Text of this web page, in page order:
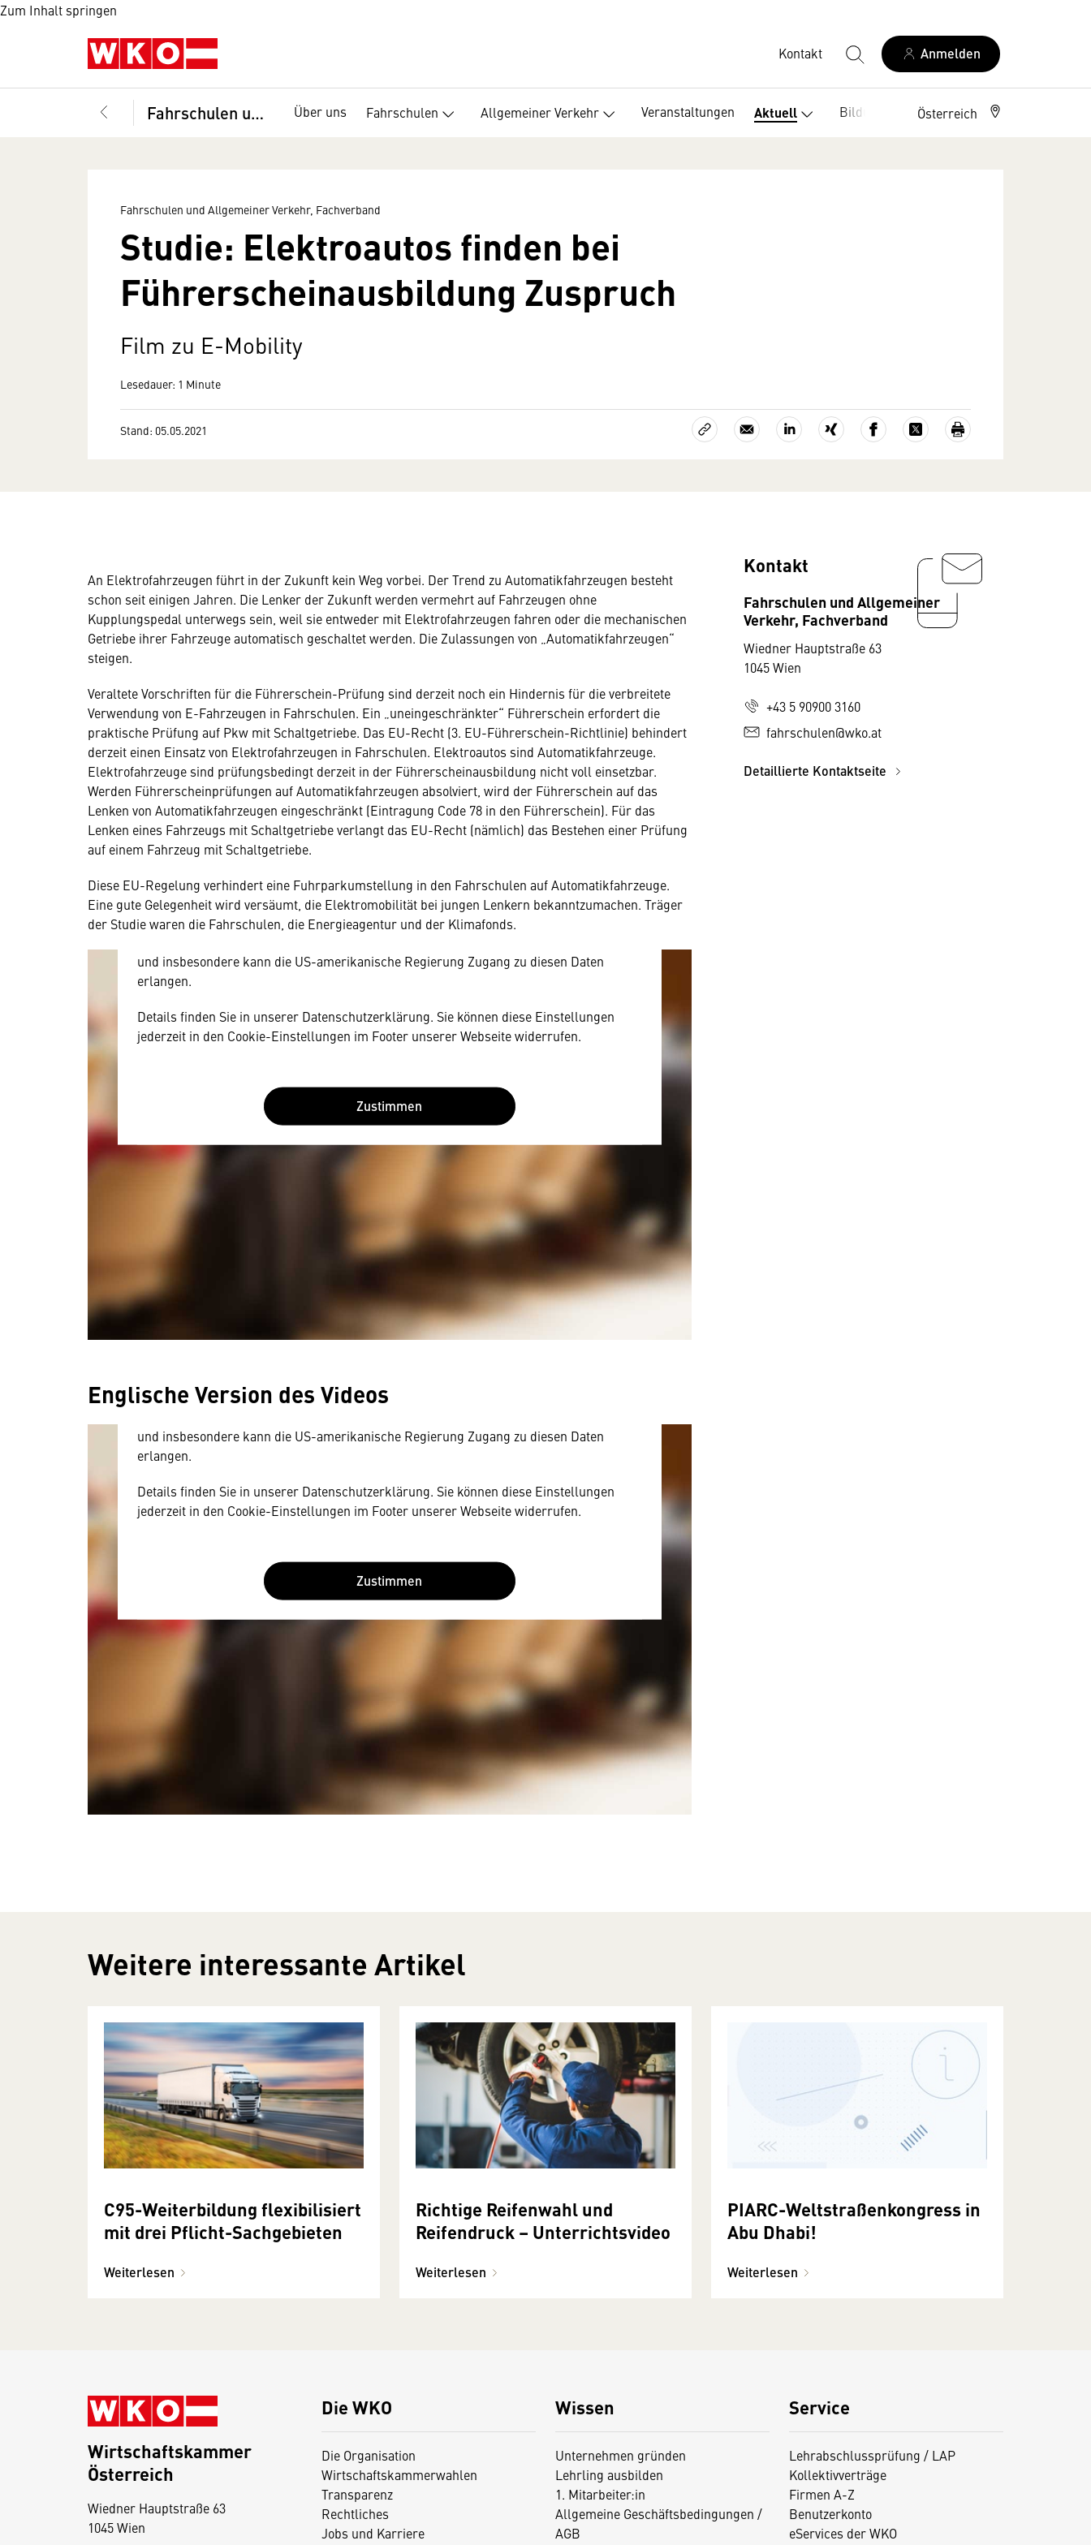
Zum Inhalt springen
Kontakt Anmelden
Fahrschulen und Allgemeiner Verkehr, Fachverband Über uns Fahrschulen Allgemeiner Verkehr Veranstaltungen Aktuell Bildung Service
Österreich
Fahrschulen und Allgemeiner Verkehr, Fachverband
Studie: Elektroautos finden bei
Führerscheinausbildung Zuspruch
Film zu E-Mobility
Lesedauer: 1 Minute
Stand: 05.05.2021
An Elektrofahrzeugen führt in der Zukunft kein Weg vorbei. Der Trend zu Automatikfahrzeugen besteht
schon seit einigen Jahren. Die Lenker der Zukunft werden vermehrt auf Fahrzeugen ohne
Kupplungspedal unterwegs sein, weil sie entweder mit Elektrofahrzeugen fahren oder die mechanischen
Getriebe ihrer Fahrzeuge automatisch geschaltet werden. Die Zulassungen von „Automatikfahrzeugen“
steigen.
Veraltete Vorschriften für die Führerschein-Prüfung sind derzeit noch ein Hindernis für die verbreitete
Verwendung von E-Fahrzeugen in Fahrschulen. Ein „uneingeschränkter“ Führerschein erfordert die
praktische Prüfung auf Pkw mit Schaltgetriebe. Das EU-Recht (3. EU-Führerschein-Richtlinie) behindert
derzeit einen Einsatz von Elektrofahrzeugen in Fahrschulen. Elektroautos sind Automatikfahrzeuge.
Elektrofahrzeuge sind prüfungsbedingt derzeit in der Führerscheinausbildung nicht voll einsetzbar.
Werden Führerscheinprüfungen auf Automatikfahrzeugen absolviert, wird der Führerschein auf das
Lenken von Automatikfahrzeugen eingeschränkt (Eintragung Code 78 in den Führerschein). Für das
Lenken eines Fahrzeugs mit Schaltgetriebe verlangt das EU-Recht (nämlich) das Bestehen einer Prüfung
auf einem Fahrzeug mit Schaltgetriebe.
Diese EU-Regelung verhindert eine Fuhrparkumstellung in den Fahrschulen auf Automatikfahrzeuge.
Eine gute Gelegenheit wird versäumt, die Elektromobilität bei jungen Lenkern bekanntzumachen. Träger
der Studie waren die Fahrschulen, die Energieagentur und der Klimafonds.
Wir benötigen Ihre Zustimmung
Hier würden wir Ihnen gerne einen externen Inhalt anzeigen. Dafür benötigen wir
allerdings Ihre Zustimmung, da Ihr Browser personenbezogene technische Daten zu
Geräten und Nutzerverhalten mitunter mit US-amerikanischen Anbietern austauscht.
und insbesondere kann die US-amerikanische Regierung Zugang zu diesen Daten
erlangen.
Details finden Sie in unserer Datenschutzerklärung. Sie können diese Einstellungen
jederzeit in den Cookie-Einstellungen im Footer unserer Webseite widerrufen.
Zustimmen
Englische Version des Videos
Wir benötigen Ihre Zustimmung
Geräten und Nutzerverhalten mitunter mit US-amerikanischen Anbietern austauscht.
und insbesondere kann die US-amerikanische Regierung Zugang zu diesen Daten
erlangen.
Details finden Sie in unserer Datenschutzerklärung. Sie können diese Einstellungen
jederzeit in den Cookie-Einstellungen im Footer unserer Webseite widerrufen.
Zustimmen
Kontakt
Fahrschulen und Allgemeiner
Verkehr, Fachverband
Wiedner Hauptstraße 63
1045 Wien
+43 5 90900 3160
fahrschulen@wko.at
Detaillierte Kontaktseite
Weitere interessante Artikel
C95-Weiterbildung flexibilisiert
mit drei Pflicht-Sachgebieten
Weiterlesen
Richtige Reifenwahl und
Reifendruck – Unterrichtsvideo
Weiterlesen
PIARC-Weltstraßenkongress in
Abu Dhabi!
Weiterlesen
Die WKO
Die Organisation
Wirtschaftskammerwahlen
Transparenz
Rechtliches
Jobs und Karriere
Wissen
Unternehmen gründen
Lehrling ausbilden
1. Mitarbeiter:in
Allgemeine Geschäftsbedingungen /
AGB
Service
Lehrabschlussprüfung / LAP
Kollektivverträge
Firmen A-Z
Benutzerkonto
eServices der WKO
Wirtschaftskammer
Österreich
Wiedner Hauptstraße 63
1045 Wien